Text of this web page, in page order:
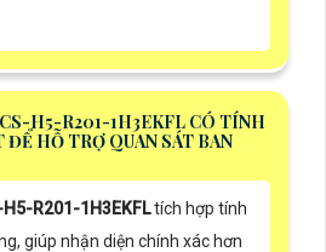
H5-R201-1H3EKFL CÓ TÍNH
HỖ TRỢ QUAN SÁT BAN
R201-1H3EKFLtích hợp tính
giúp nhận diện chính xác hơn